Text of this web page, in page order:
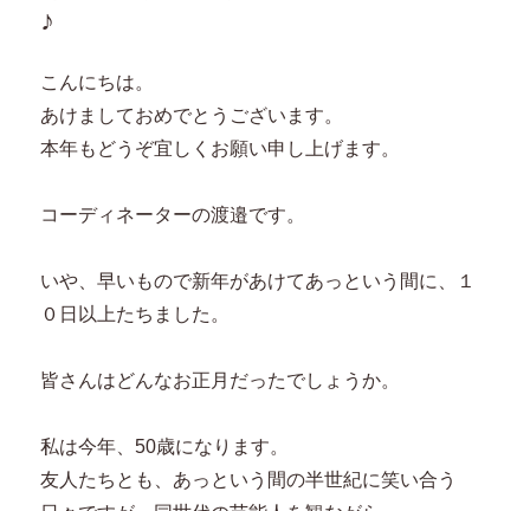
♪
こんにちは。
あけましておめでとうございます。
本年もどうぞ宜しくお願い申し上げます。
コーディネーターの渡邉です。
いや、早いもので新年があけてあっという間に、１
０日以上たちました。
皆さんはどんなお正月だったでしょうか。
私は今年、50歳になります。
友人たちとも、あっという間の半世紀に笑い合う